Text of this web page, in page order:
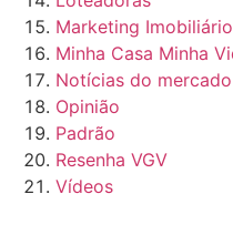
Marketing Imobiliário
Minha Casa Minha
Notícias do
Opinião
Padrão
Resenha VGV
Vídeos